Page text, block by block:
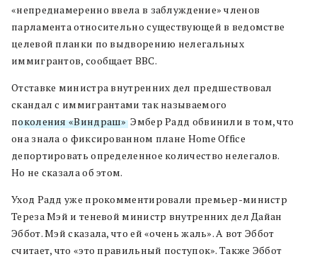
«непреднамеренно ввела в заблуждение» членов
парламента относительно существующей в ведомстве
целевой планки по выдворению нелегальных
иммигрантов, сообщает BBC.
Отставке министра внутренних дел предшествовал
скандал с иммигрантами так называемого
поколения «Виндраш». Эмбер Радд обвинили в том, что
она знала о фиксированном плане Home Office
депортировать определенное количество нелегалов.
Но не сказала об этом.
Уход Радд уже прокомментировали премьер-министр
Тереза Мэй и теневой министр внутренних дел Дайан
Эббот. Мэй сказала, что ей «очень жаль». А вот Эббот
считает, что «это правильный поступок». Также Эббот